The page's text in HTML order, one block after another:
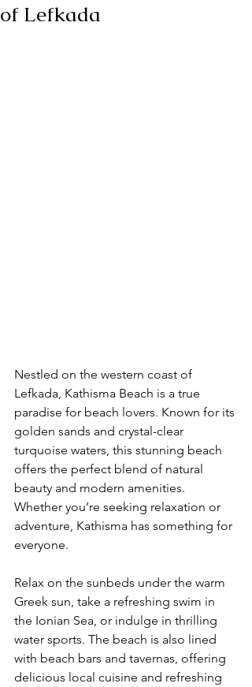
of Lefkada
Nestled on the western coast of
Lefkada, Kathisma Beach is a true
paradise for beach lovers. Known for its
golden sands and crystal-clear
turquoise waters, this stunning beach
offers the perfect blend of natural
beauty and modern amenities.
Whether you’re seeking relaxation or
adventure, Kathisma has something for
everyone.
Relax on the sunbeds under the warm
Greek sun, take a refreshing swim in
the Ionian Sea, or indulge in thrilling
water sports. The beach is also lined
with beach bars and tavernas, offering
delicious local cuisine and refreshing